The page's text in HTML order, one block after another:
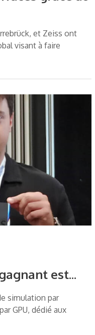
et Zeiss ont
visant à faire
est...
simulation par
GPU, dédié aux